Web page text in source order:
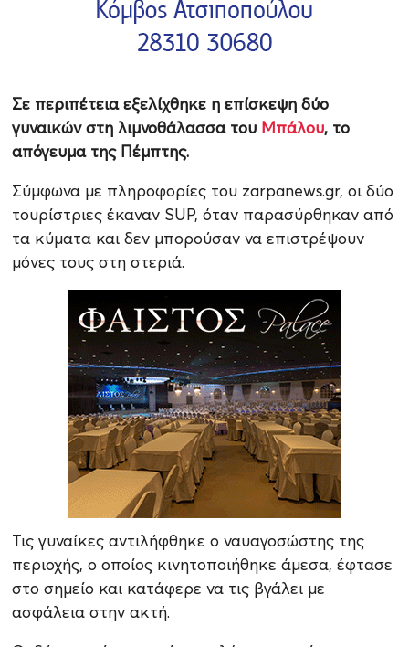
Σε περιπέτεια εξελίχθηκε η επίσκεψη δύο
γυναικών στη λιμνοθάλασσα του Μπάλου, το
απόγευμα της Πέμπτης.
Σύμφωνα με πληροφορίες του zarpanews.gr, οι δύο
τουρίστριες έκαναν SUP, όταν παρασύρθηκαν από
τα κύματα και δεν μπορούσαν να επιστρέψουν
μόνες τους στη στεριά.
Τις γυναίκες αντιλήφθηκε ο ναυαγοσώστης της
περιοχής, ο οποίος κινητοποιήθηκε άμεσα, έφτασε
στο σημείο και κατάφερε να τις βγάλει με
ασφάλεια στην ακτή.